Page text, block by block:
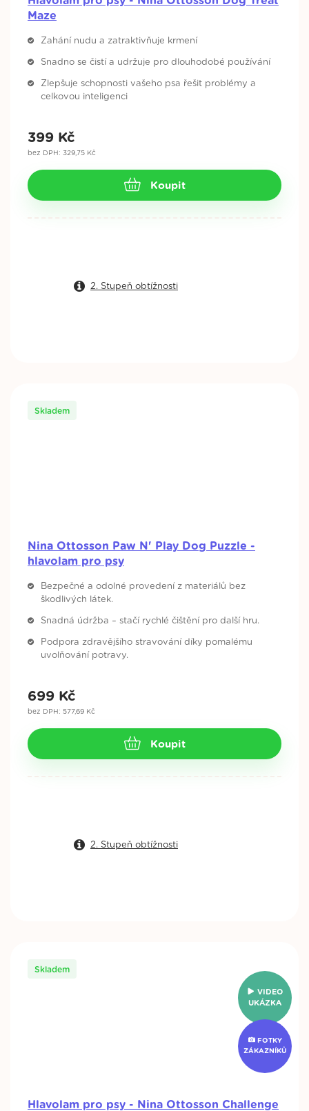
Maze
Zahání nudu a zatraktivňuje krmení
Snadno se čistí a udržuje pro dlouhodobé používání
Zlepšuje schopnosti vašeho psa řešit problémy a
celkovou inteligenci
399 Kč
bez DPH: 329,75 Kč
Koupit
2. Stupeň obtížnosti
Nina Ottosson Paw N' Play Dog Puzzle -
hlavolam pro psy
Skladem
Bezpečné a odolné provedení z materiálů bez
škodlivých látek.
Snadná údržba – stačí rychlé čištění pro další hru.
Podpora zdravějšího stravování díky pomalému
uvolňování potravy.
699 Kč
bez DPH: 577,69 Kč
Koupit
2. Stupeň obtížnosti
VIDEO
UKÁZKA
FOTKY
ZÁKAZNÍKŮ
Hlavolam pro psy - Nina Ottosson Challenge
Skladem